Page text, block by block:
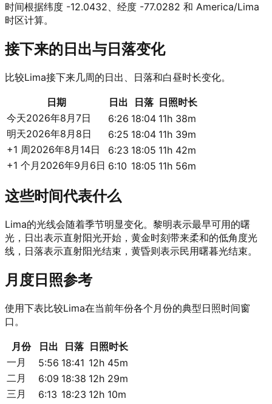
时间根据纬度 -12.0432、经度 -77.0282 和 America/Lima
时区计算。
接下来的日出与日落变化
比较Lima接下来几周的日出、日落和白昼时长变化。
日期 日出 日落 日照时长
今天2026年8月7日 6:26 18:04 11h 38m
明天2026年8月8日 6:25 18:04 11h 39m
+1 周2026年8月14日 6:23 18:05 11h 42m
+1 个月 2026年9月6日 6:10 18:05 11h 56m
这些时间代表什么
Lima的光线会随着季节明显变化。黎明表示最早可用的曙
光，日出表示直射阳光开始，黄金时刻带来柔和的低角度光
线，日落表示直射阳光结束，黄昏则表示民用曙暮光结束。
月度日照参考
使用下表比较Lima在当前年份各个月份的典型日照时间窗
口。
月份 日出 日落 日照时长
一月
5:56 18:41 12h 45m
二月
6:09 18:38 12h 29m
三月
6:13 18:23 12h 10m